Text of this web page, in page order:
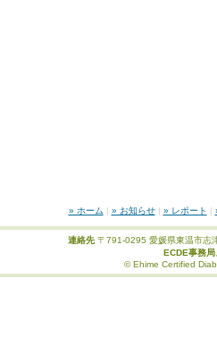
» ホーム | » お知らせ| » レポート |
連絡先 〒791-0295 愛媛県東温市志
ECDE事務
© Ehime Certified